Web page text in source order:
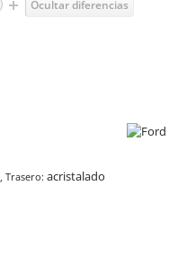
Ocultar diferencias
, Trasero: acristalado